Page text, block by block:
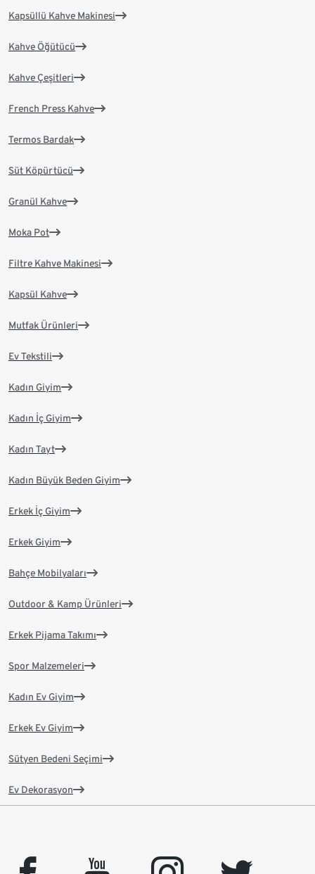
Kapsüllü Kahve Makinesi
Kahve Öğütücü
Kahve Çeşitleri
French Press Kahve
Termos Bardak
Süt Köpürtücü
Granül Kahve
Moka Pot
Filtre Kahve Makinesi
Kapsül Kahve
Mutfak Ürünleri
Ev Tekstili
Kadın Giyim
Kadın İç Giyim
Kadın Tayt
Kadın Büyük Beden Giyim
Erkek İç Giyim
Erkek Giyim
Bahçe Mobilyaları
Outdoor & Kamp Ürünleri
Erkek Pijama Takımı
Spor Malzemeleri
Kadın Ev Giyim
Erkek Ev Giyim
Sütyen Bedeni Seçimi
Ev Dekorasyon